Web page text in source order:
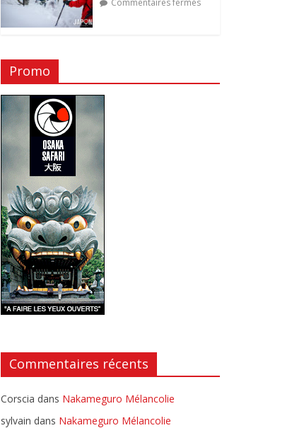
Commentaires fermés
Promo
Commentaires récents
Corscia dans Nakameguro Mélancolie
sylvain dans Nakameguro Mélancolie